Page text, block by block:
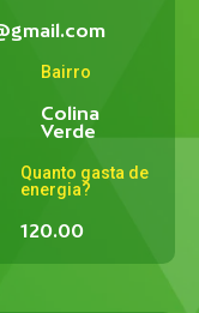
Bairro
Colina
Verde
Quanto gasta de
energia?
120.00